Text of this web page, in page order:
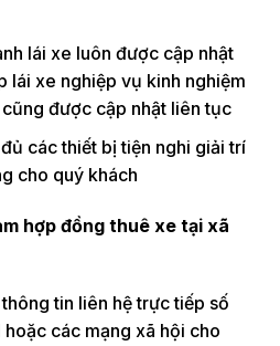
lái xe luôn được cập nhật
lái xe nghiệp vụ kinh nghiệm
được cập nhật liên tục
các thiết bị tiện nghi giải trí
cho quý khách
hợp đồng thuê xe tại xã
tin liên hệ trực tiếp số
các mạng xã hội cho